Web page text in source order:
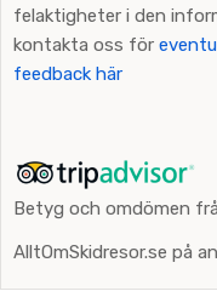
felaktigheter i den
kontakta oss för
feedback här
Betyg och omdömen
AlltOmSkidresor.se på